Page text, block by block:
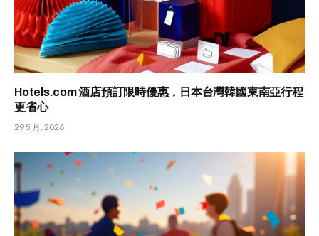
Hotels.com 酒店預訂限時優惠，日本台灣韓國東南亞行程
更省心
29 5 月, 2026